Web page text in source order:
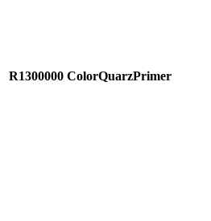
R1300000 ColorQuarzPrimer